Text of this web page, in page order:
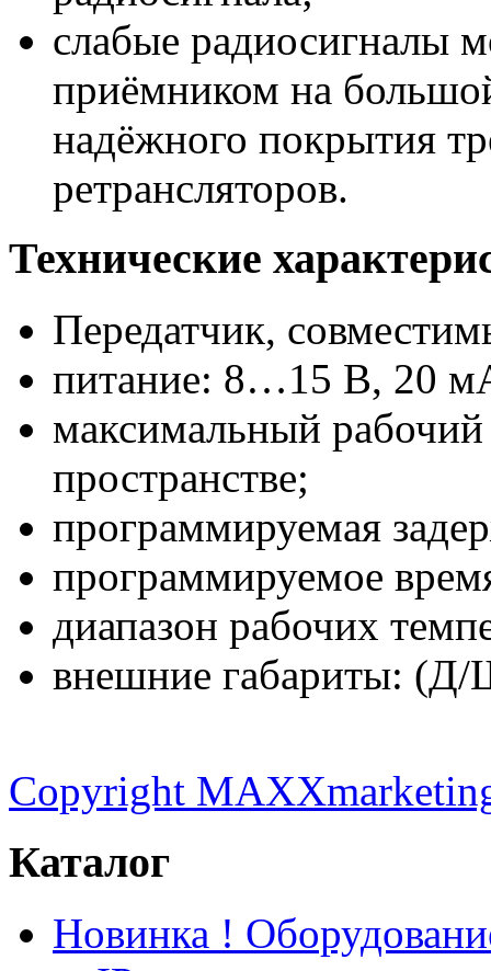
слабые радиосигналы
приёмником на
надёжного покрытия
ретрансляторов.
Технические
Передатчик,
питание: 8…15 В, 20
максимальный
пространстве;
программируемая
программируемое
диапазон рабочих
внешние габариты:
Copyright
Каталог
Новинка !